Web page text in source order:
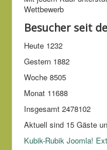
Wettbe­werb
Besucher seit
Heute 1232
Gestern 1882
Woche 8505
Monat 11688
Insgesamt 2478102
Aktuell sind 15 Gäste
Kubik-Rubik Joomla!